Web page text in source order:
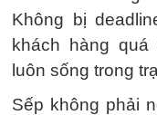
Không bị
khách hàng
luôn sống trong
Sếp không phải